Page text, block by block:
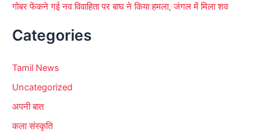
गोबर फेंकने गई नव विवाहिता पर बाघ ने किया हमला, जंगल में मिला शव
Categories
Tamil News
Uncategorized
अपनी बात
कला संस्कृति